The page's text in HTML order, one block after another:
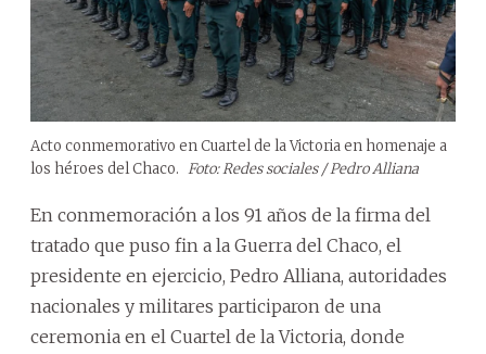
Acto conmemorativo en Cuartel de la Victoria en homenaje a
los héroes del Chaco. Foto: Redes sociales / Pedro Alliana
En conmemoración a los 91 años de la firma del
tratado que puso fin a la Guerra del Chaco, el
presidente en ejercicio, Pedro Alliana, autoridades
nacionales y militares participaron de una
ceremonia en el Cuartel de la Victoria, donde